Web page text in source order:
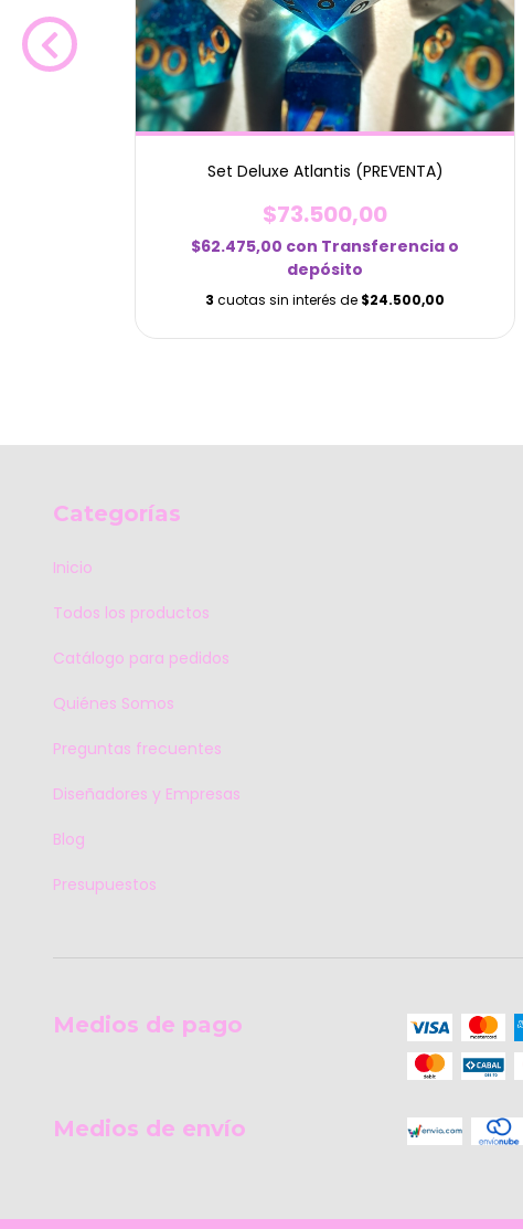
Set Deluxe Atlantis (PREVENTA)
$73.500,00
$62.475,00 con Transferencia o
depósito
3 cuotas sin interés de $24.500,00
Categorías
Inicio
Todos los productos
Catálogo para pedidos
Quiénes Somos
Preguntas frecuentes
Diseñadores y Empresas
Blog
Presupuestos
Medios de pago
Medios de envío